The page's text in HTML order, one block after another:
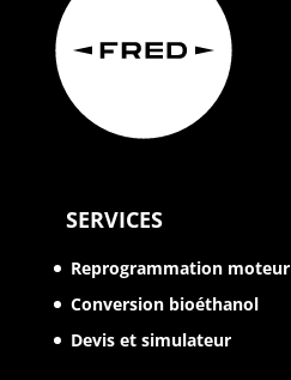
SERVICES
Reprogrammation moteur
Conversion bioéthanol
Devis et simulateur